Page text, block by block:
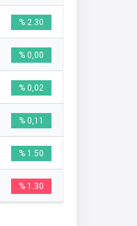
% 2.30
% 0,00
% 0,02
% 0,11
% 1.50
% 1.30